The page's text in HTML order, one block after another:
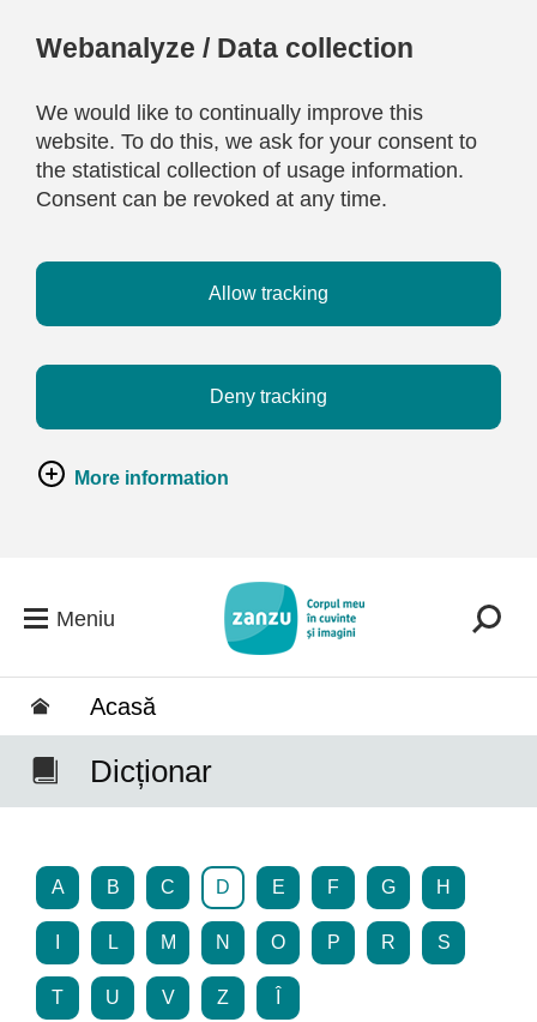
Webanalyze / Data collection
We would like to continually improve this
website. To do this, we ask for your consent to
the statistical collection of usage information.
Consent can be revoked at any time.
Allow tracking
Deny tracking
More information
Meniu
Acasă
Dicționar
A B C D E F G H
L M N O P R S
T U V Z